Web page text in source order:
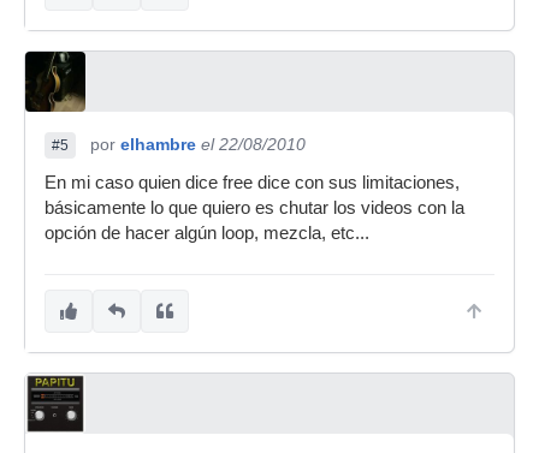
#5 por elhambre el 22/08/2010
En mi caso quien dice free dice con sus limitaciones,
básicamente lo que quiero es chutar los videos con la
opción de hacer algún loop, mezcla, etc...